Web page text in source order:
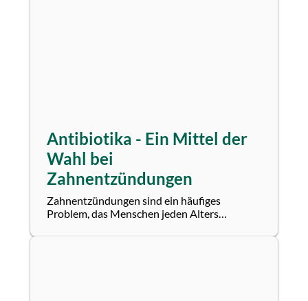
Antibiotika - Ein Mittel der
Wahl bei
Zahnentzündungen
Zahnentzündungen sind ein häufiges
Problem, das Menschen jeden Alters